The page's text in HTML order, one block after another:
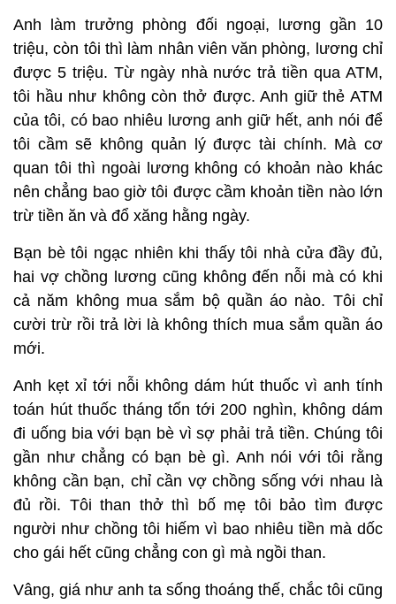
Anh làm trưởng phòng đối ngoại, lương gần 10
triệu, còn tôi thì làm nhân viên văn phòng, lương chỉ
được 5 triệu. Từ ngày nhà nước trả tiền qua ATM,
tôi hầu như không còn thở được. Anh giữ thẻ ATM
của tôi, có bao nhiêu lương anh giữ hết, anh nói để
tôi cầm sẽ không quản lý được tài chính. Mà cơ
quan tôi thì ngoài lương không có khoản nào khác
nên chẳng bao giờ tôi được cầm khoản tiền nào lớn
trừ tiền ăn và đổ xăng hằng ngày.
Bạn bè tôi ngạc nhiên khi thấy tôi nhà cửa đầy đủ,
hai vợ chồng lương cũng không đến nỗi mà có khi
cả năm không mua sắm bộ quần áo nào. Tôi chỉ
cười trừ rồi trả lời là không thích mua sắm quần áo
mới.
Anh kẹt xỉ tới nỗi không dám hút thuốc vì anh tính
toán hút thuốc tháng tốn tới 200 nghìn, không dám
đi uống bia với bạn bè vì sợ phải trả tiền. Chúng tôi
gần như chẳng có bạn bè gì. Anh nói với tôi rằng
không cần bạn, chỉ cần vợ chồng sống với nhau là
đủ rồi. Tôi than thở thì bố mẹ tôi bảo tìm được
người như chồng tôi hiếm vì bao nhiêu tiền mà dốc
cho gái hết cũng chẳng con gì mà ngồi than.
Vâng, giá như anh ta sống thoáng thế, chắc tôi cũng